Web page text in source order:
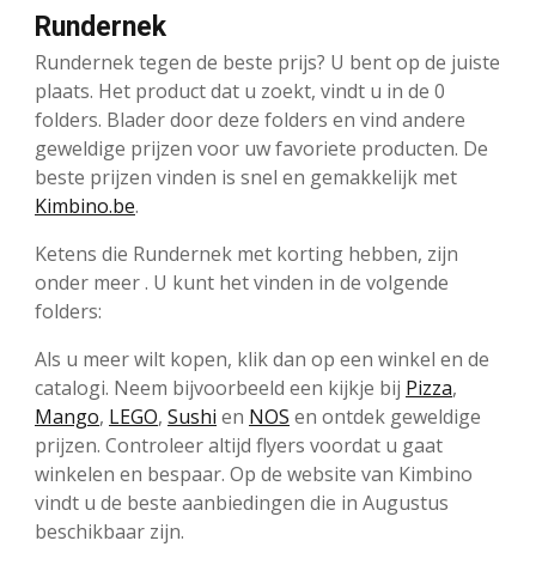
Rundernek
Rundernek tegen de beste prijs? U bent op de juiste
plaats. Het product dat u zoekt, vindt u in de 0
folders. Blader door deze folders en vind andere
geweldige prijzen voor uw favoriete producten. De
beste prijzen vinden is snel en gemakkelijk met
Kimbino.be.
Ketens die Rundernek met korting hebben, zijn
onder meer . U kunt het vinden in de volgende
folders:
Als u meer wilt kopen, klik dan op een winkel en de
catalogi. Neem bijvoorbeeld een kijkje bij Pizza,
Mango, LEGO, Sushi en NOS en ontdek geweldige
prijzen. Controleer altijd flyers voordat u gaat
winkelen en bespaar. Op de website van Kimbino
vindt u de beste aanbiedingen die in Augustus
beschikbaar zijn.